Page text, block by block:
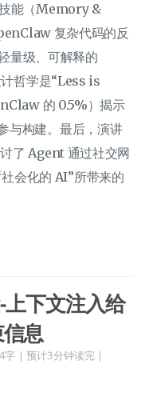
能（Memory &
复杂代码的反
量级、可解释的
哲学是“Less is
的 0.5%）揭示
与构建。最后，演讲
了 Agent 通过社交网
会化的 AI”所带来的
下文注入给
息
字 | 预计3分钟读完 |